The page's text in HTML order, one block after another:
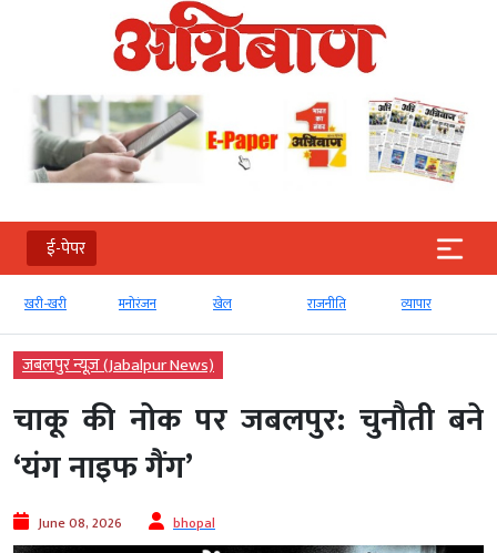
ई-पेपर
खरी-खरी मनोरंजन खेल राजनीति व्‍यापार
जबलपुर न्यूज़ (Jabalpur News)
चाकू की नोक पर जबलपुर: चुनौती बने
‘यंग नाइफ गैंग’
June 08, 2026 bhopal